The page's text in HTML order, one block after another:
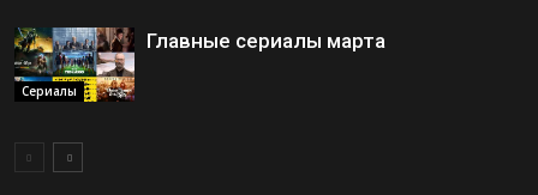
Сериалы
Главные сериалы марта